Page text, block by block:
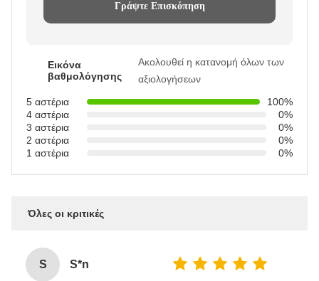
Γράψτε Επισκόπηση
Εικόνα
βαθμολόγησης
Ακολουθεί η κατανομή όλων των
αξιολογήσεων
5 αστέρια
100%
4 αστέρια
0%
3 αστέρια
0%
2 αστέρια
0%
1 αστέρια
0%
Όλες οι κριτικές
S S*n